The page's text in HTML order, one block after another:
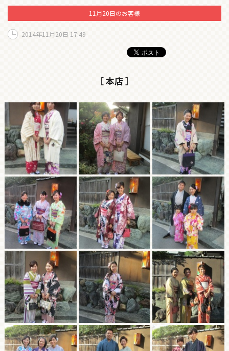
11月20日のお客様
2014年11月20日 17:49
［ 本店 ］